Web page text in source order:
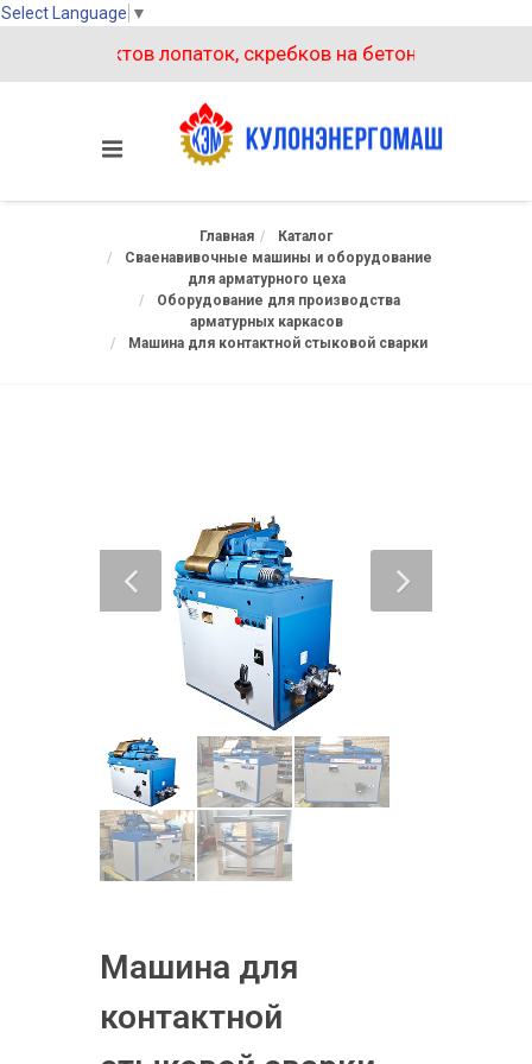
Select Language ▼
комплектов лопаток, скребков на бетоносмеситель
Главная
Каталог
Сваенавивочные машины и оборудование
для арматурного цеха
Оборудование для производства
арматурных каркасов
Машина для контактной стыковой сварки
Машина для
контактной